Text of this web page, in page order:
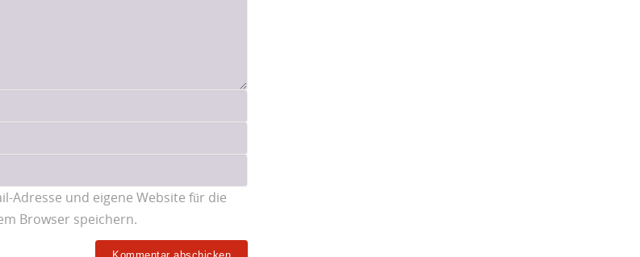
Adresse und eigene Website für die
Browser speichern.